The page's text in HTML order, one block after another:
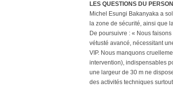
LES QUESTIONS DU
Michel Esungi Bakanyaka a
la zone de sécurité, ainsi que
De poursuivre : « Nous
vétusté avancé, nécessitant
VIP. Nous manquons
intervention), indispensables
une largeur de 30 m ne
des activités techniques